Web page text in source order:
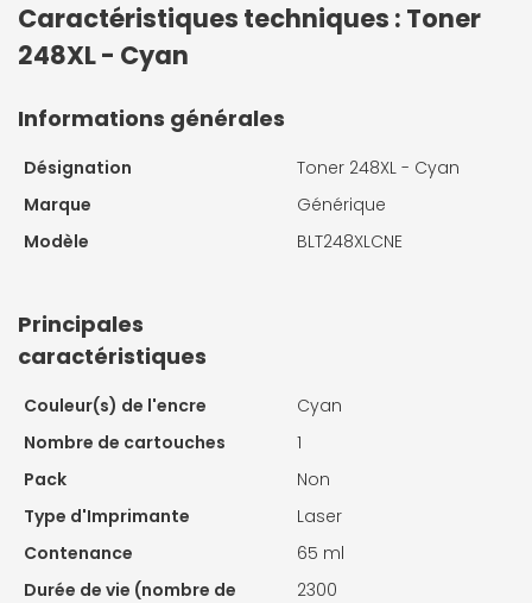
Caractéristiques techniques : Toner
248XL - Cyan
Informations générales
Désignation
Toner 248XL - Cyan
Marque
Générique
Modèle
BLT248XLCNE
Principales
caractéristiques
Couleur(s) de l'encre
Cyan
Nombre de cartouches
1
Pack
Non
Type d'Imprimante
Laser
Contenance
65 ml
Durée de vie (nombre de
2300